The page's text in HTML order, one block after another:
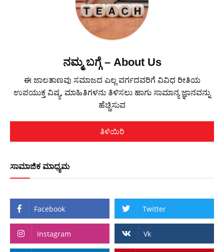
ನಮ್ಮ ಬಗ್ಗೆ – About Us
ಈ ಜಾಲತಾಣವು ಸಮಾಜದ ಎಲ್ಲ ವರ್ಗದವರಿಗೆ ವಿವಿಧ ರೀತಿಯ
ಉಪಯುಕ್ತ ವಿಷ್ಯ, ಮಾಹಿತಿಗಳನು ತಿಳಿಸಲು ಹಾಗು ಸಾಮಾನ್ಯ ಜ್ಞಾನವನ್ನು
ಹೆಚ್ಚಿಸುವ
ತಿಳಿಯಿರಿ
ಸಾಮಾಜಿಕ ಮಾಧ್ಯಮ
Facebook Twitter
Instagram Vk